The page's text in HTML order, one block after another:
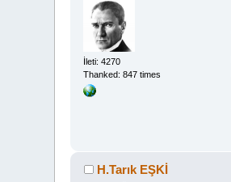
İleti: 4270
Thanked: 847 times
H.Tarık EŞKİ